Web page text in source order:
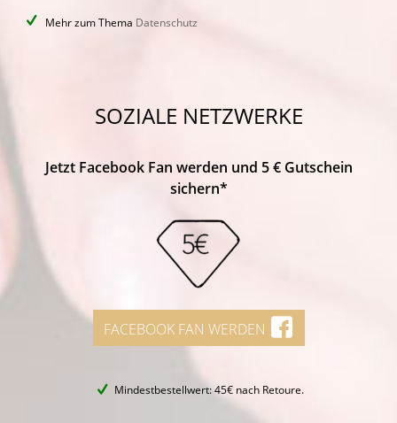
Mehr zum Thema Datenschutz
SOZIALE NETZWERKE
Jetzt Facebook Fan werden und 5 € Gutschein
sichern*
FACEBOOK FAN WERDEN
Mindestbestellwert: 45€ nach Retoure.